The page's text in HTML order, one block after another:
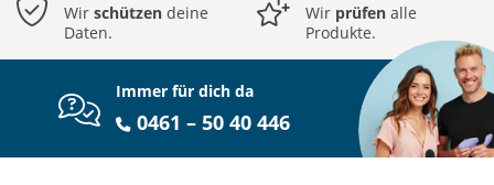
Wir schützen deine
Daten.
Wir prüfen alle
Produkte.
Immer für dich da
0461 – 50 40 446